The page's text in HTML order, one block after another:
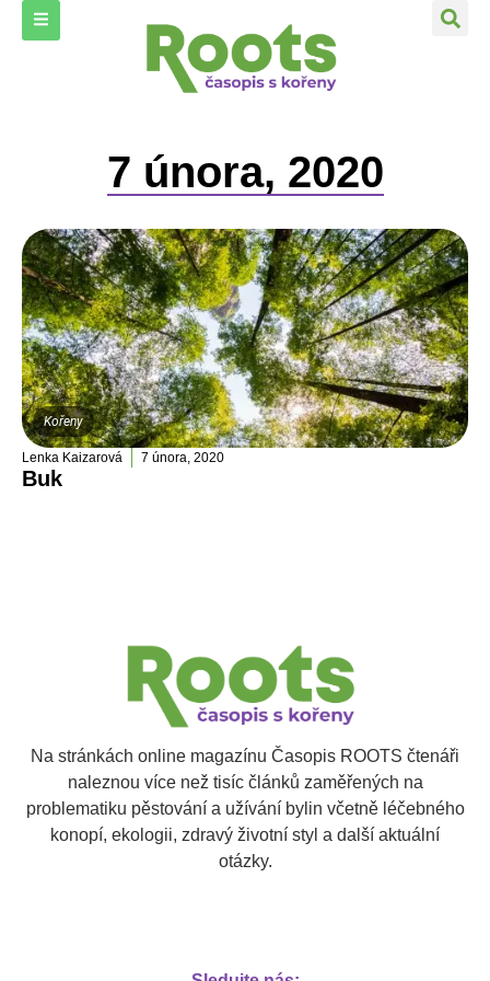
7 února, 2020
Kořeny
Lenka Kaizarová 7 února, 2020
Buk
Na stránkách online magazínu Časopis ROOTS čtenáři
naleznou více než tisíc článků zaměřených na
problematiku pěstování a užívání bylin včetně léčebného
konopí, ekologii, zdravý životní styl a další aktuální
otázky.